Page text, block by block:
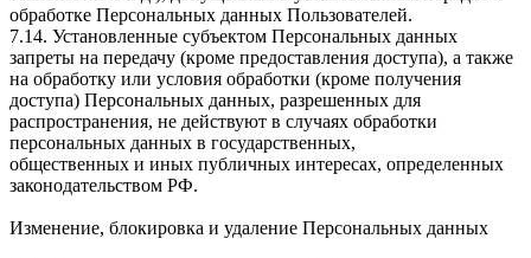
обработке Персональных данных Пользователей.
7.14. Установленные субъектом Персональных данных
запреты на передачу (кроме предоставления доступа), а также
на обработку или условия обработки (кроме получения
доступа) Персональных данных, разрешенных для
распространения, не действуют в случаях обработки
персональных данных в государственных,
общественных и иных публичных интересах, определенных
законодательством РФ.
Изменение, блокировка и удаление Персональных данных